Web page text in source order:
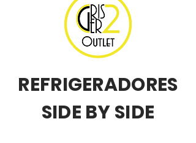
REFRIGERADORES
SIDE BY SIDE